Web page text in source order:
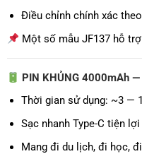
Điều chỉnh chính xác
Một số mẫu JF137 hỗ
PIN KHỦNG 4000mAh —
Thời gian sử dụng: ~3 —
Sạc nhanh Type-C tiện lợi
Mang đi du lịch, đi học,